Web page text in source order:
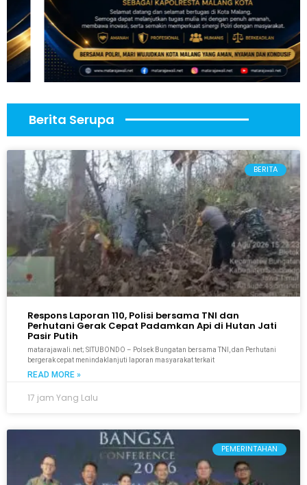
Berita Serupa
BERITA
Respons Laporan 110, Polisi bersama TNI dan
Perhutani Gerak Cepat Padamkan Api di Hutan Jati
Pasir Putih
matarajawali.net; SITUBONDO – Polsek Bungatan bersama TNI, dan Perhutani
bergerak cepat menindaklanjuti laporan masyarakat terkait
READ MORE »
17 jam Yang Lalu
PEMERINTAHAN